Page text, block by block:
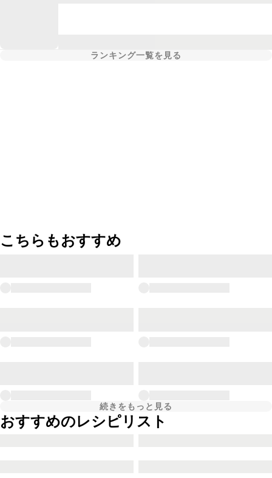
ランキング一覧を見る
こちらもおすすめ
続きをもっと見る
おすすめのレシピリスト